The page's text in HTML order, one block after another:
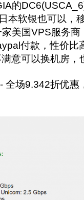
的
本软银也可以，
家美国VPS服务
付款，性价比
意可以换机房，
- 全场9.342折优惠